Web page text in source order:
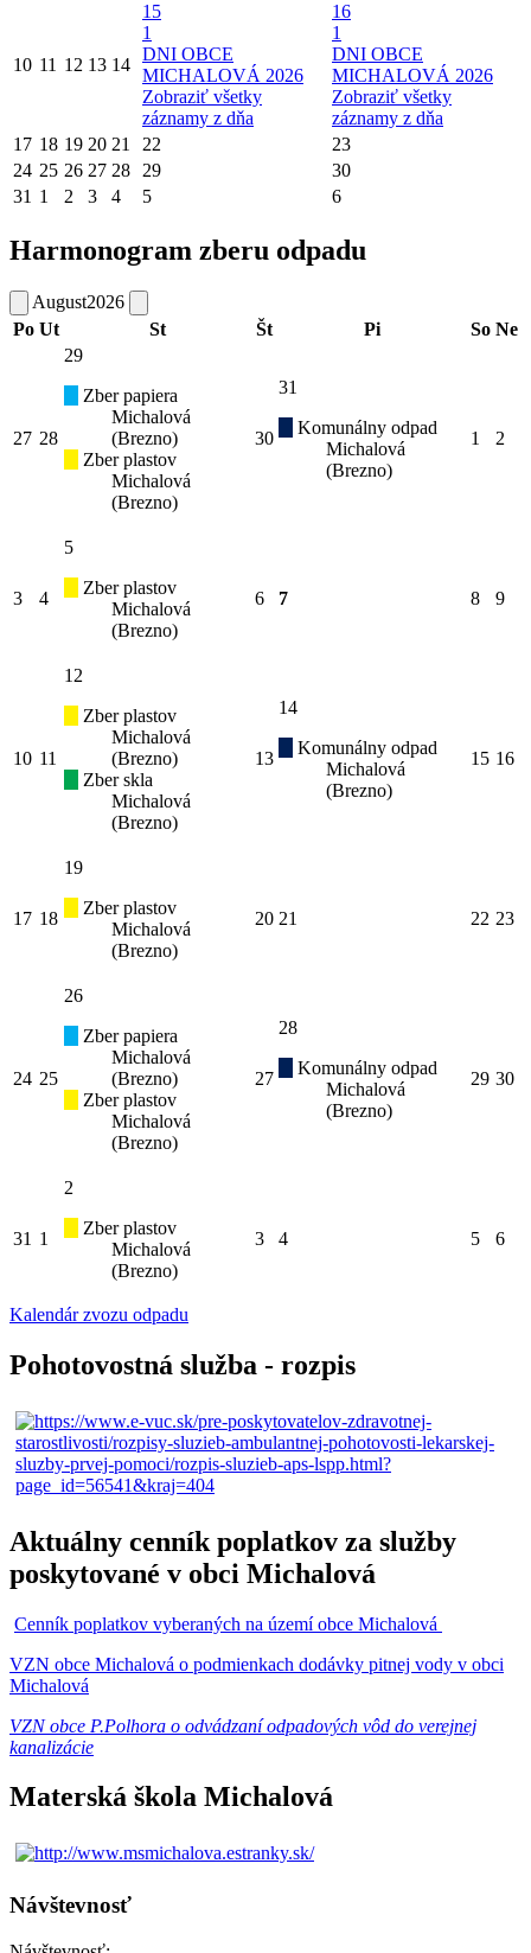
10 11 12 13 14
15
1
DNI OBCE
MICHALOVÁ 2026
Zobraziť všetky
záznamy z dňa
16
1
DNI OBCE
MICHALOVÁ 2026
Zobraziť všetky
záznamy z dňa
17 18 19 20 21 22
23
24 25 26 27 28 29
30
31 1 2 3 4 5 6
Harmonogram zberu odpadu
August2026
Po Ut St Št Pi So Ne
27 28
29
Zber papiera
Michalová
(Brezno)
Zber plastov
Michalová
(Brezno)
30
31
Komunálny odpad
Michalová
(Brezno)
1 2
3 4
5
Zber plastov
Michalová
(Brezno)
6 7 8 9
10 11
12
Zber plastov
Michalová
(Brezno)
Zber skla
Michalová
(Brezno)
13
14
Komunálny odpad
Michalová
(Brezno)
15 16
17 18
19
Zber plastov
Michalová
(Brezno)
20 21 22 23
24 25
26
Zber papiera
Michalová
(Brezno)
Zber plastov
Michalová
(Brezno)
27
28
Komunálny odpad
Michalová
(Brezno)
29 30
31 1
2
Zber plastov
Michalová
(Brezno)
3 4 5 6
Kalendár zvozu odpadu
Pohotovostná služba - rozpis
Aktuálny cenník poplatkov za služby
poskytované v obci Michalová
Cenník poplatkov vyberaných na území obce Michalová
VZN obce Michalová o podmienkach dodávky pitnej vody v obci
Michalová
VZN obce P.Polhora o odvádzaní odpadových vôd do verejnej
kanalizácie
Materská škola Michalová
Návštevnosť